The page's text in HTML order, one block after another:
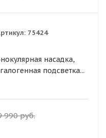
75424
насадка,
подсветка...
990руб.